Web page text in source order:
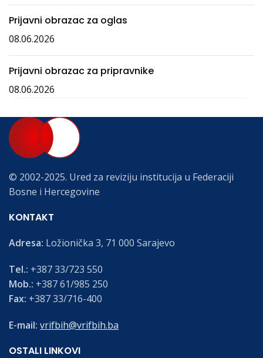
Prijavni obrazac za oglas
08.06.2026
Prijavni obrazac za pripravnike
08.06.2026
© 2002-2025. Ured za reviziju institucija u Federaciji
Bosne i Hercegovine
KONTAKT
Adresa: Ložionička 3, 71 000 Sarajevo
Tel.: +387 33/723 550
Mob.: +387 61/985 250
Fax: +387 33/716-400
E-mail: vrifbih@vrifbih.ba
OSTALI LINKOVI